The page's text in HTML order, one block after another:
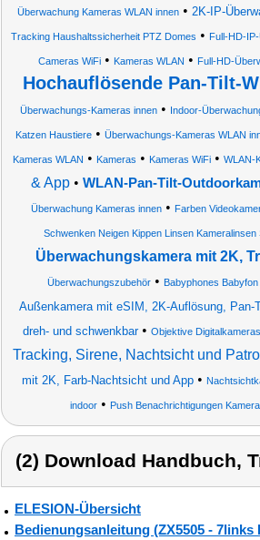
Überwachung Kameras WLAN innen • 2K-IP-
Tracking Haushaltssicherheit PTZ Domes • Full-HD-
Cameras WiFi• Kameras WLAN • Full-HD-
Hochauflösende Pan-Tilt-
Überwachungs-Kameras innen• Indoor-
Katzen Haustiere • Überwachungs-Kameras WLAN
Kameras WLAN • Kameras • Kameras WiFi • WLAN-
& App • WLAN-Pan-Tilt-
Überwachung Kameras innen • Farben
Schwenken Neigen Kippen Linsen
Überwachungskamera mit 2K,
Überwachungszubehör• Babyphones
Außenkamera mit eSIM, 2K-Auflösung, Pan-
dreh- und schwenkbar• Objektive
Tracking, Sirene, Nachtsicht und
mit 2K, Farb-Nachtsicht und App •
indoor• Push Benachrichtigungen
(2) Download Handbuch,
ELESION-Übersicht
Bedienungsanleitung (ZX5505 -